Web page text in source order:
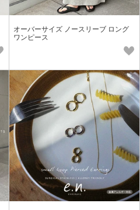
オーバーサイズ ノースリーブ ロング
ワンピース